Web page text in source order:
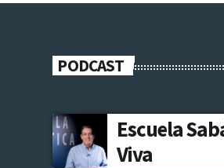
PODCAST
Escuela
Viva